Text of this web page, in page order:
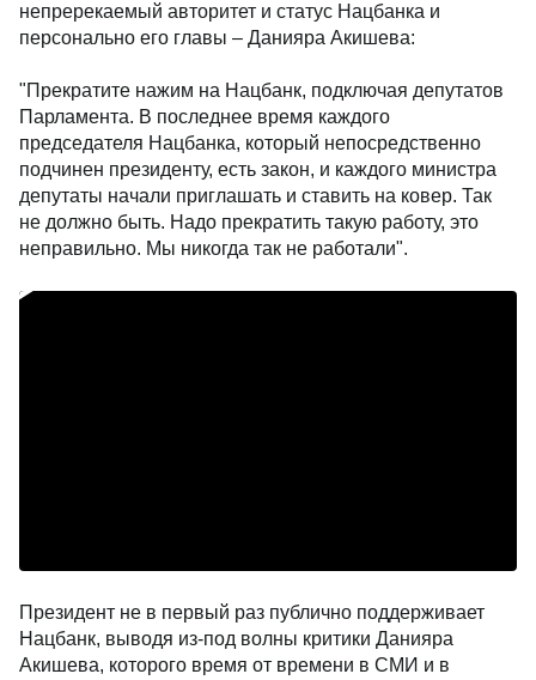
непререкаемый авторитет и статус Нацбанка и
персонально его главы – Данияра Акишева:
"Прекратите нажим на Нацбанк, подключая депутатов
Парламента. В последнее время каждого
председателя Нацбанка, который непосредственно
подчинен президенту, есть закон, и каждого министра
депутаты начали приглашать и ставить на ковер. Так
не должно быть. Надо прекратить такую работу, это
неправильно. Мы никогда так не работали".
Президент не в первый раз публично поддерживает
Нацбанк, выводя из-под волны критики Данияра
Акишева, которого время от времени в СМИ и в